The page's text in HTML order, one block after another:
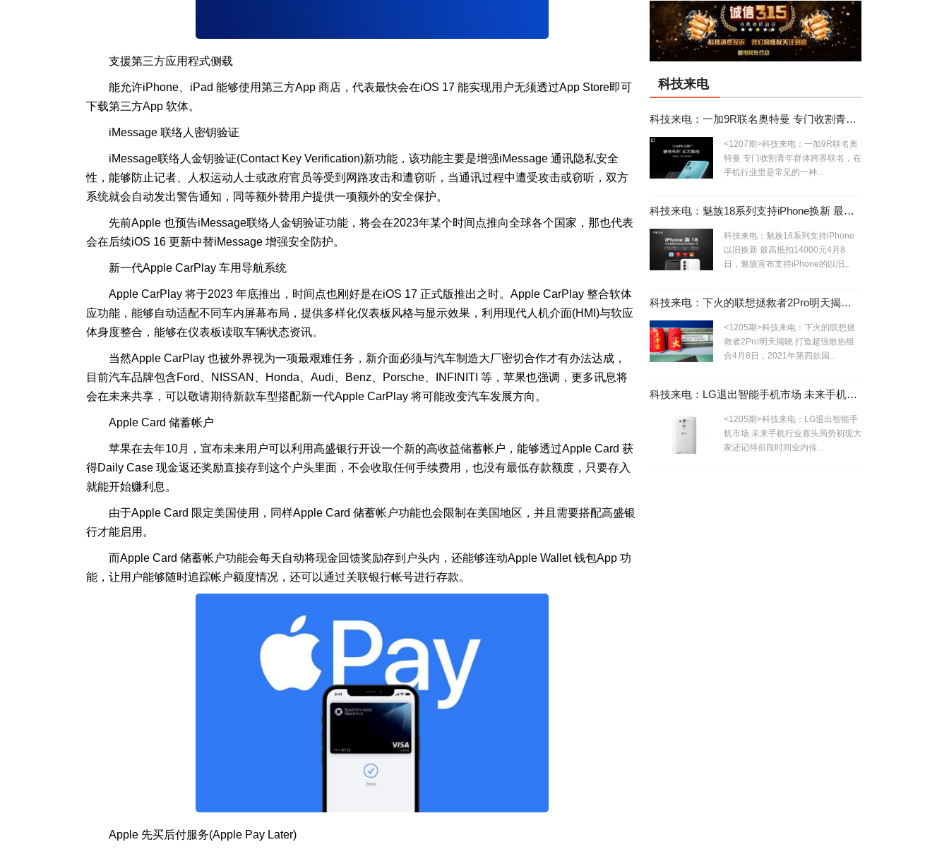
支援第三方应用程式侧载
能允许iPhone、iPad 能够使用第三方App 商店，代表最快会在iOS 17 能实现用户无须透过App Store即可
下载第三方App 软体。
iMessage 联络人密钥验证
iMessage联络人金钥验证(Contact Key Verification)新功能，该功能主要是增强iMessage 通讯隐私安全
性，能够防止记者、人权运动人士或政府官员等受到网路攻击和遭窃听，当通讯过程中遭受攻击或窃听，双方
系统就会自动发出警告通知，同等额外替用户提供一项额外的安全保护。
先前Apple 也预告iMessage联络人金钥验证功能，将会在2023年某个时间点推向全球各个国家，那也代表
会在后续iOS 16 更新中替iMessage 增强安全防护。
新一代Apple CarPlay 车用导航系统
Apple CarPlay 将于2023 年底推出，时间点也刚好是在iOS 17 正式版推出之时。Apple CarPlay 整合软体
应功能，能够自动适配不同车内屏幕布局，提供多样化仪表板风格与显示效果，利用现代人机介面(HMI)与软应
体身度整合，能够在仪表板读取车辆状态资讯。
当然Apple CarPlay 也被外界视为一项最艰难任务，新介面必须与汽车制造大厂密切合作才有办法达成，
目前汽车品牌包含Ford、NISSAN、Honda、Audi、Benz、Porsche、INFINITI 等，苹果也强调，更多讯息将
会在未来共享，可以敬请期待新款车型搭配新一代Apple CarPlay 将可能改变汽车发展方向。
Apple Card 储蓄帐户
苹果在去年10月，宣布未来用户可以利用高盛银行开设一个新的高收益储蓄帐户，能够透过Apple Card 获
得Daily Case 现金返还奖励直接存到这个户头里面，不会收取任何手续费用，也没有最低存款额度，只要存入
就能开始赚利息。
由于Apple Card 限定美国使用，同样Apple Card 储蓄帐户功能也会限制在美国地区，并且需要搭配高盛银
行才能启用。
而Apple Card 储蓄帐户功能会每天自动将现金回馈奖励存到户头内，还能够连动Apple Wallet 钱包App 功
能，让用户能够随时追踪帐户额度情况，还可以通过关联银行帐号进行存款。
Apple 先买后付服务(Apple Pay Later)
科技来电
科技来电：一加9R联名奥特曼 专门收割青年群体
<1207期>科技来电：一加9R联名奥
特曼 专门收割青年群体跨界联名，在
手机行业里是常见的一种...
科技来电：魅族18系列支持iPhone换新 最高抵扣14000元
科技来电：魅族18系列支持iPhone
以旧换新 最高抵扣14000元4月8
日，魅族宣布支持iPhone的以旧...
科技来电：下火的联想拯救者2Pro明天揭晓 打造超强散热组合
<1205期>科技来电：下火的联想拯
救者2Pro明天揭晓 打造超强散热组
合4月8日，2021年第四款国...
科技来电：LG退出智能手机市场 未来手机行业寡头局势初现
<1205期>科技来电：LG退出智能手
机市场 未来手机行业寡头局势初现大
家还记得前段时间业内传...